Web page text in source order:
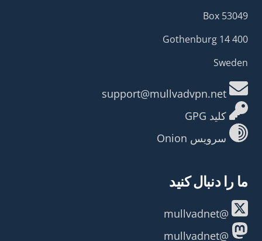
Box 53049
400 14 Gothenburg
Sweden
کلید GPG
سرویس Onion
ما را دنبال کنید
@mullvadnet
@mullvadnet